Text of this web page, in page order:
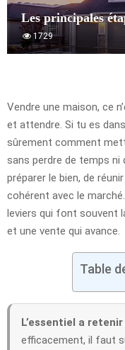
Les principales
1729
Vendre une maison, ce
et attendre. Si tu es
sûrement comment
sans perdre de temps ni
préparer le bien, de
cohérent avec le
leviers qui font souvent
et une vente qui avance.
Table
L’essentiel a retenir
efficacement, il faut